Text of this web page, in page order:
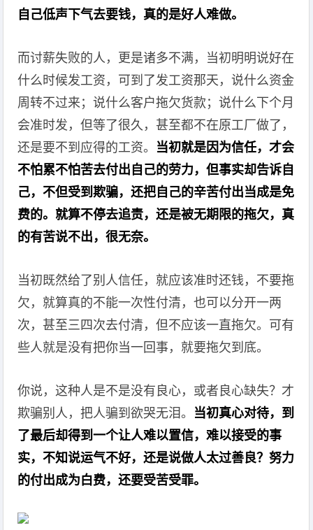
自己低声下气去要钱，真的是好人难做。
而讨薪失败的人，更是诸多不满，当初明明说好在
什么时候发工资，可到了发工资那天，说什么资金
周转不过来；说什么客户拖欠货款；说什么下个月
会准时发，但等了很久，甚至都不在原工厂做了，
还是要不到应得的工资。 当初就是因为信任，才会
不怕累不怕苦去付出自己的劳力，但事实却告诉自
己，不但受到欺骗，还把自己的辛苦付出当成是免
费的。就算不停去追责，还是被无期限的拖欠，真
的有苦说不出，很无奈。
当初既然给了别人信任，就应该准时还钱，不要拖
欠，就算真的不能一次性付清，也可以分开一两
次，甚至三四次去付清，但不应该一直拖欠。可有
些人就是没有把你当一回事，就要拖欠到底。
你说，这种人是不是没有良心，或者良心缺失？才
欺骗别人，把人骗到欲哭无泪。 当初真心对待，到
了最后却得到一个让人难以置信，难以接受的事
实，不知说运气不好，还是说做人太过善良？努力
的付出成为白费，还要受苦受罪。